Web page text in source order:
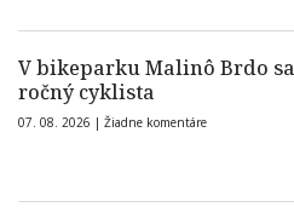
V bikeparku Malinô Brdo
ročný cyklista
07. 08. 2026 | Žiadne komentáre